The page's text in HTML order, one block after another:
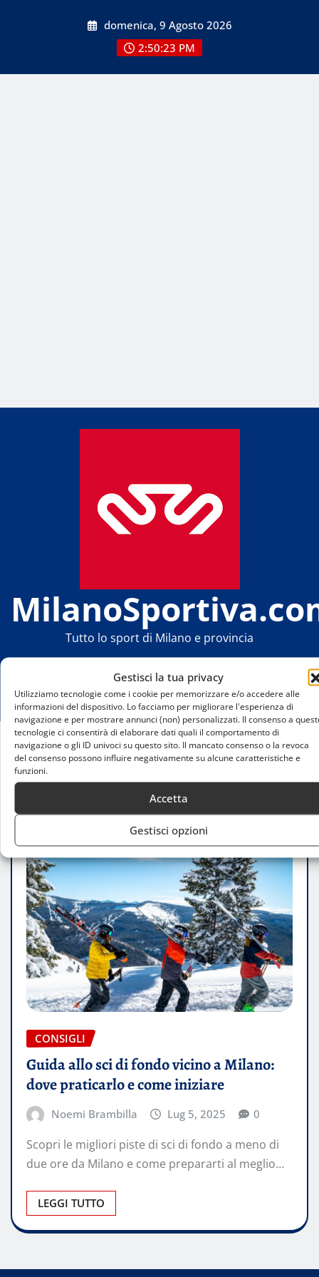
Gestisci la tua privacy
Utilizziamo tecnologie come i cookie per memorizzare e/o accedere alle
informazioni del dispositivo. Lo facciamo per migliorare l'esperienza di
navigazione e per mostrare annunci (non) personalizzati. Il consenso a
tecnologie ci consentirà di elaborare dati quali il comportamento di
navigazione o gli ID univoci su questo sito. Il mancato consenso o la revoca
del consenso possono influire negativamente su alcune caratteristiche e
funzioni.
Accetta
Gestisci opzioni
domenica, 9 Agosto 2026
2:50:23 PM
Tutto lo sport di Milano e provincia
Home
Guida allo sci di fondo vicino a Milano: dove
praticarlo e come iniziare
CONSIGLI
Guida allo sci di fondo vicino a Milano:
dove praticarlo e come iniziare
Noemi Brambilla Lug 5, 2025 0
Scopri le migliori piste di sci di fondo a meno di
due ore da Milano e come prepararti al meglio…
LEGGI TUTTO